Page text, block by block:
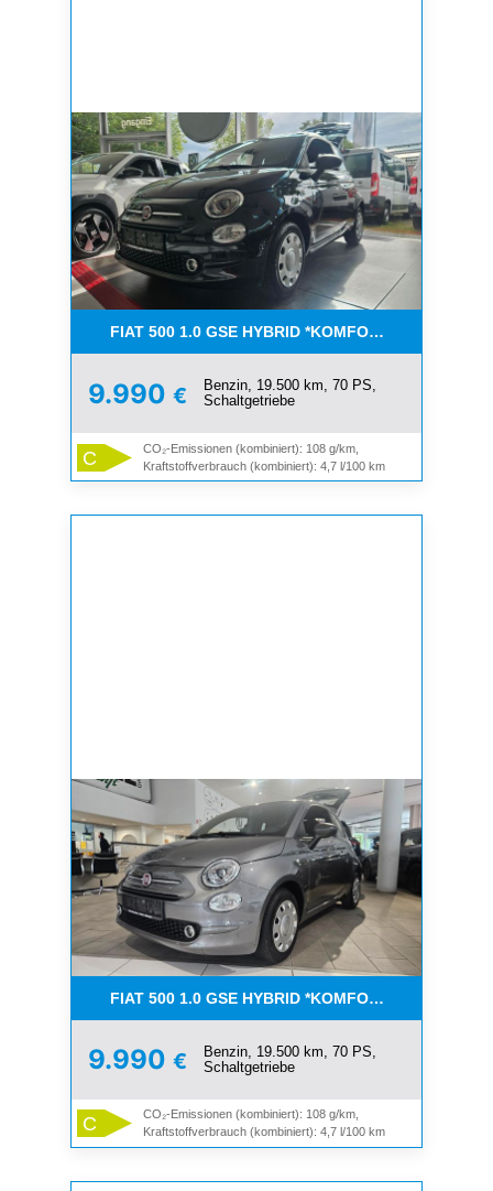
FIAT 500 1.0 GSE HYBRID *KOMFORT PAKET*CAR-
9.990 €
Benzin, 19.500 km, 70 PS,
Schaltgetriebe
C
CO₂-Emissionen (kombiniert): 108 g/km,
Kraftstoffverbrauch (kombiniert): 4,7 l/100 km
FIAT 500 1.0 GSE HYBRID *KOMFORT PAKET*CAR-
9.990 €
Benzin, 19.500 km, 70 PS,
Schaltgetriebe
C
CO₂-Emissionen (kombiniert): 108 g/km,
Kraftstoffverbrauch (kombiniert): 4,7 l/100 km